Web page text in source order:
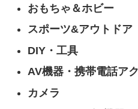
おもちゃ＆ホビー
スポーツ&アウトドア
DIY・工具
AV機器・携帯電話ア
カメラ